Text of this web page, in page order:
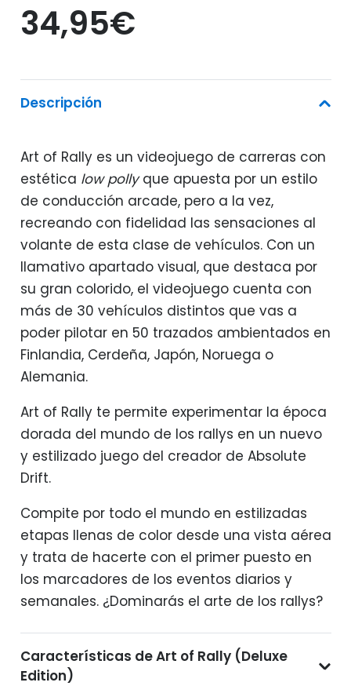
34,95€
Descripción
Art of Rally es un videojuego de carreras con
estética low pollyque apuesta por un estilo
de conducción arcade, pero a la vez,
recreando con fidelidad las sensaciones al
volante de esta clase de vehículos. Con un
llamativo apartado visual, que destaca por
su gran colorido, el videojuego cuenta con
más de 30 vehículos distintos que vas a
poder pilotar en 50 trazados ambientados en
Finlandia, Cerdeña, Japón, Noruega o
Alemania.
Art of Rally te permite experimentar la época
dorada del mundo de los rallys en un nuevo
y estilizado juego del creador de Absolute
Drift.
Compite por todo el mundo en estilizadas
etapas llenas de color desde una vista aérea
y trata de hacerte con el primer puesto en
los marcadores de los eventos diarios y
semanales. ¿Dominarás el arte de los rallys?
Características de Art of Rally (Deluxe
Edition)